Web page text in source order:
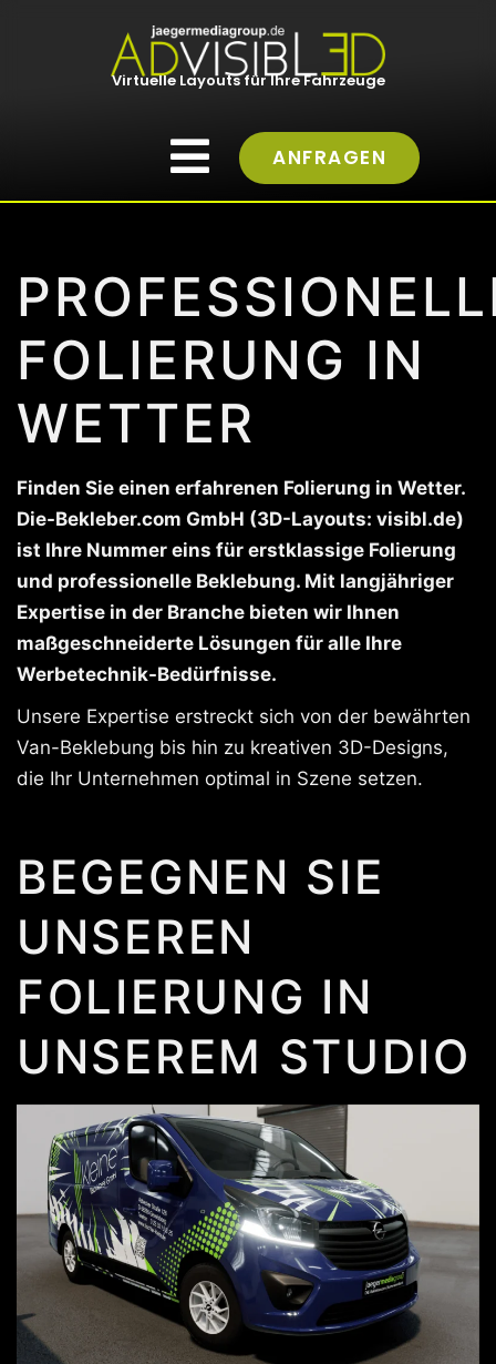
Virtuelle Layouts für Ihre Fahrzeuge
ANFRAGEN
FOLIERUNG IN
WETTER
Finden Sie einen erfahrenen Folierung in Wetter.
Die-Bekleber.com GmbH (3D-Layouts: visibl.de)
ist Ihre Nummer eins für erstklassige Folierung
und professionelle Beklebung. Mit langjähriger
Expertise in der Branche bieten wir Ihnen
maßgeschneiderte Lösungen für alle Ihre
Werbetechnik-Bedürfnisse.
Unsere Expertise erstreckt sich von der bewährten
Van-Beklebung bis hin zu kreativen 3D-Designs,
die Ihr Unternehmen optimal in Szene setzen.
BEGEGNEN SIE
UNSEREN
FOLIERUNG IN
UNSEREM STUDIO